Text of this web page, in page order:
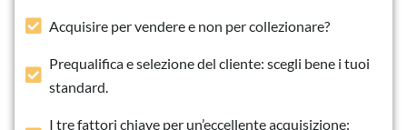
Acquisire per vendere e non per collezionare?
Prequalifica e selezione del cliente: scegli bene i tuoi
standard.
I tre fattori chiave per un’eccellente acquisizione: